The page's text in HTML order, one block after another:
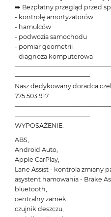
➡️ Bezpłatny przegląd przed
- kontrolę amortyzatorów
- hamulców
- podwozia samochodu
- pomiar geometrii
- diagnoza komputerowa
─────────────────
Nasz dedykowany doradca
775 503 917
─────────────────
WYPOSAŻENIE:
ABS,
Android Auto,
Apple CarPlay,
Lane Assist - kontrola zmiany
asystent hamowania - Brake
bluetooth,
centralny zamek,
czujnik deszczu,